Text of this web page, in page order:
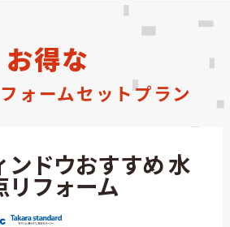
お得な
ォームセットプラン
ンドウおすすめ 水
リフォーム